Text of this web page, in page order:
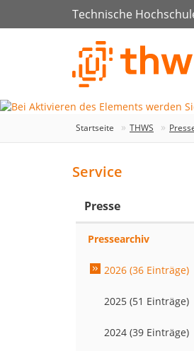
Technische
Startseite THWS
Service
Presse
Pressearchiv
2026 (36 Einträge)
2025 (51 Einträge)
2024 (39 Einträge)